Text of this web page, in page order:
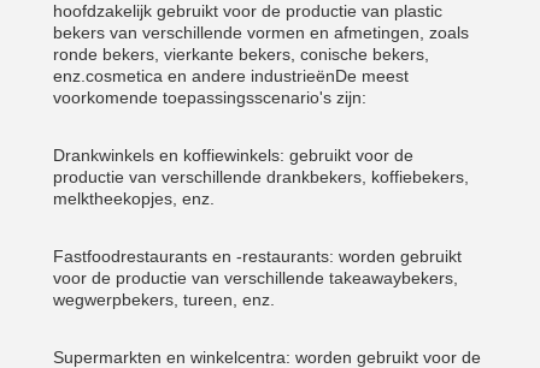
hoofdzakelijk gebruikt voor de productie van plastic
bekers van verschillende vormen en afmetingen, zoals
ronde bekers, vierkante bekers, conische bekers,
enz.cosmetica en andere industrieënDe meest
voorkomende toepassingsscenario's zijn:
Drankwinkels en koffiewinkels: gebruikt voor de
productie van verschillende drankbekers, koffiebekers,
melktheekopjes, enz.
Fastfoodrestaurants en -restaurants: worden gebruikt
voor de productie van verschillende takeawaybekers,
wegwerpbekers, tureen, enz.
Supermarkten en winkelcentra: worden gebruikt voor de